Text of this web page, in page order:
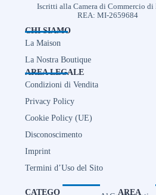
Iscritti alla Camera di Commercio
REA: MI-2659684
CHI SIAMO
La Maison
La Nostra Boutique
AREA LEGALE
Condizioni di Vendita
Privacy Policy
Cookie Policy (UE)
Disconoscimento
Imprint
Termini d’Uso del Sito
CATEGO
AREA